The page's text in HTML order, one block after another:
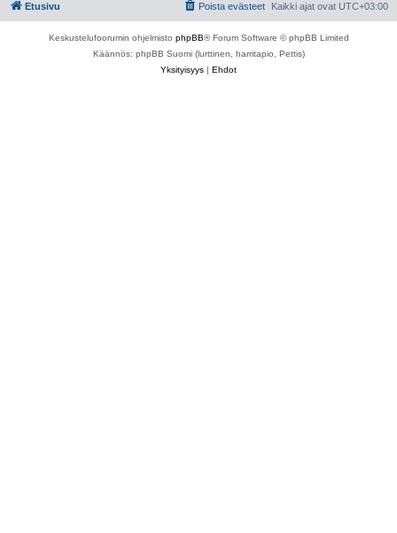
Etusivu Kaikki ajat ovat UTC+03:00
Poista evästeet
Keskustelufoorumin ohjelmisto phpBB® Forum Software © phpBB Limited
Käännös: phpBB Suomi (lurttinen, harritapio, Pettis)
Yksityisyys | Ehdot